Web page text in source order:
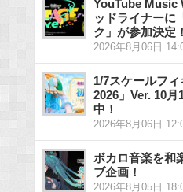
YouTube Music
ッドライナーに
ク」が参加決定！
2026年8月06日
1/7スケールフ
2026」Ver. 10
中！
2026年8月06日
ボカロ音楽を和
ブ企画！
2026年8月05日